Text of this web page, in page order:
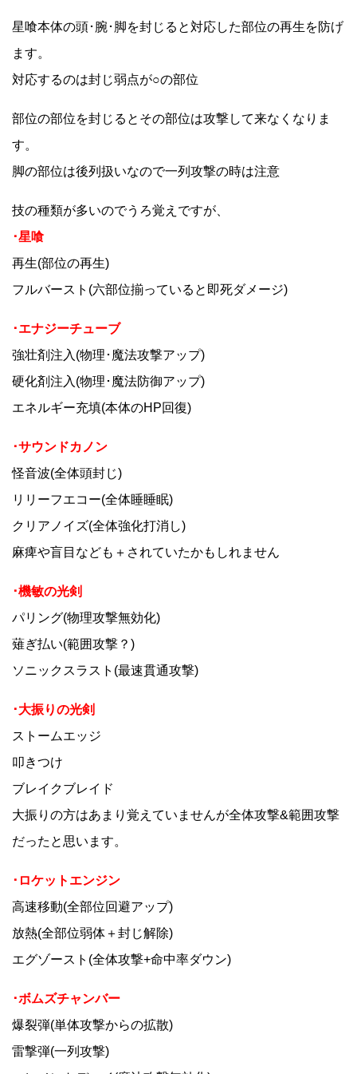
星喰本体の頭･腕･脚を封じると対応した部位の再生を防げ
ます。
対応するのは封じ弱点が○の部位
部位の部位を封じるとその部位は攻撃して来なくなりま
す。
脚の部位は後列扱いなので一列攻撃の時は注意
技の種類が多いのでうろ覚えですが、
･星喰
再生(部位の再生)
フルバースト(六部位揃っていると即死ダメージ)
･エナジーチューブ
強壮剤注入(物理･魔法攻撃アップ)
硬化剤注入(物理･魔法防御アップ)
エネルギー充填(本体のHP回復)
･サウンドカノン
怪音波(全体頭封じ)
リリーフエコー(全体睡睡眠)
クリアノイズ(全体強化打消し)
麻痺や盲目なども＋されていたかもしれません
･機敏の光剣
パリング(物理攻撃無効化)
薙ぎ払い(範囲攻撃？)
ソニックスラスト(最速貫通攻撃)
･大振りの光剣
ストームエッジ
叩きつけ
ブレイクブレイド
大振りの方はあまり覚えていませんが全体攻撃&範囲攻撃
だったと思います。
･ロケットエンジン
高速移動(全部位回避アップ)
放熱(全部位弱体＋封じ解除)
エグゾースト(全体攻撃+命中率ダウン)
･ボムズチャンバー
爆裂弾(単体攻撃からの拡散)
雷撃弾(一列攻撃)